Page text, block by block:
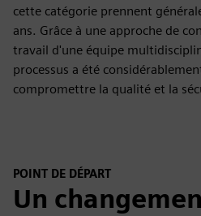
cette catégorie prennent
ans. Grâce à une approche de
travail d'une équipe
processus a été
compromettre la qualité et la
POINT DE DÉPART
Un